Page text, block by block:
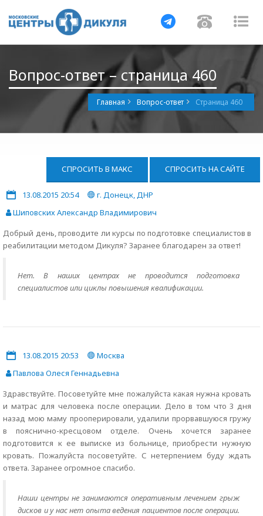
Навигация
Вопрос-ответ – страница 460
Главная Вопрос-ответ Страница 460
СПРОСИТЬ В МАКС СПРОСИТЬ НА САЙТЕ
13.08.2015 20:54
г. Донецк, ДНР
Шиповских Александр Владимирович
Добрый день, проводите ли курсы по подготовке специалистов в
реабилитации методом Дикуля? Заранее благодарен за ответ!
Нет. В наших центрах не проводится подготовка
специалистов или циклы повышения квалификации.
13.08.2015 20:53
Москва
Павлова Олеся Геннадьевна
Здравствуйте. Посоветуйте мне пожалуйста какая нужна кровать
и матрас для человека после операции. Дело в том что 3 дня
назад мою маму прооперировали, удалили прорвавшуюся гружу
в пояснично-кресцовом отделе. Очень хочется заранее
подготовится к ее выписке из больнице, приобрести нужную
кровать. Пожалуйста посоветуйте. С нетерпением буду ждать
ответа. Заранее огромное спасибо.
Наши центры не занимаются оперативным лечением грыж
дисков и у нас нет опыта ведения пациентов после операции.